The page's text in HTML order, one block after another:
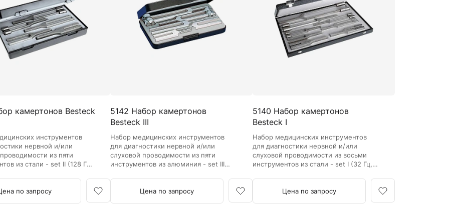
Камертоны и наборы
Камертоны
Наборы камертонов
Медицинские светильники
Запасные части к медицинским светильникам
Аксессуары для komprimeter
Манжеты для komprimeter
Пневможгуты komprimeter
Пульсоксиметры ri-fox N
Термометры и аксессуары
Кровоостанавливающие жгуты
Ларингоскопы
Аксессуары для ларингоскопов
Стандартные ларингоскопы
Отоскопы
Ушные воронки для отоскопов
Приборы для внутривенного вливания под
давлением
Манжеты и аксессуары Metpak
Приборы для инфузий Metpak
камертонов Besteck
инструментов
нервной и/или
из пяти
из стали - set II (128 Гц,
футляре.
по запросу
5142 Набор камертонов
Besteck III
Набор медицинских инструментов
для диагностики нервной и/или
слуховой проводимости из пяти
инструментов из алюминия - set III
Гц) в пластиковом футляре.
Цена по запросу
5140 Набор камертонов
Besteck I
Набор медицинских инструментов
для диагностики нервной и/или
слуховой проводимости из восьми
инструментов из стали - set I (32 Гц,
2048 Гц, 4096 Гц) в деревянном
Цена по запросу